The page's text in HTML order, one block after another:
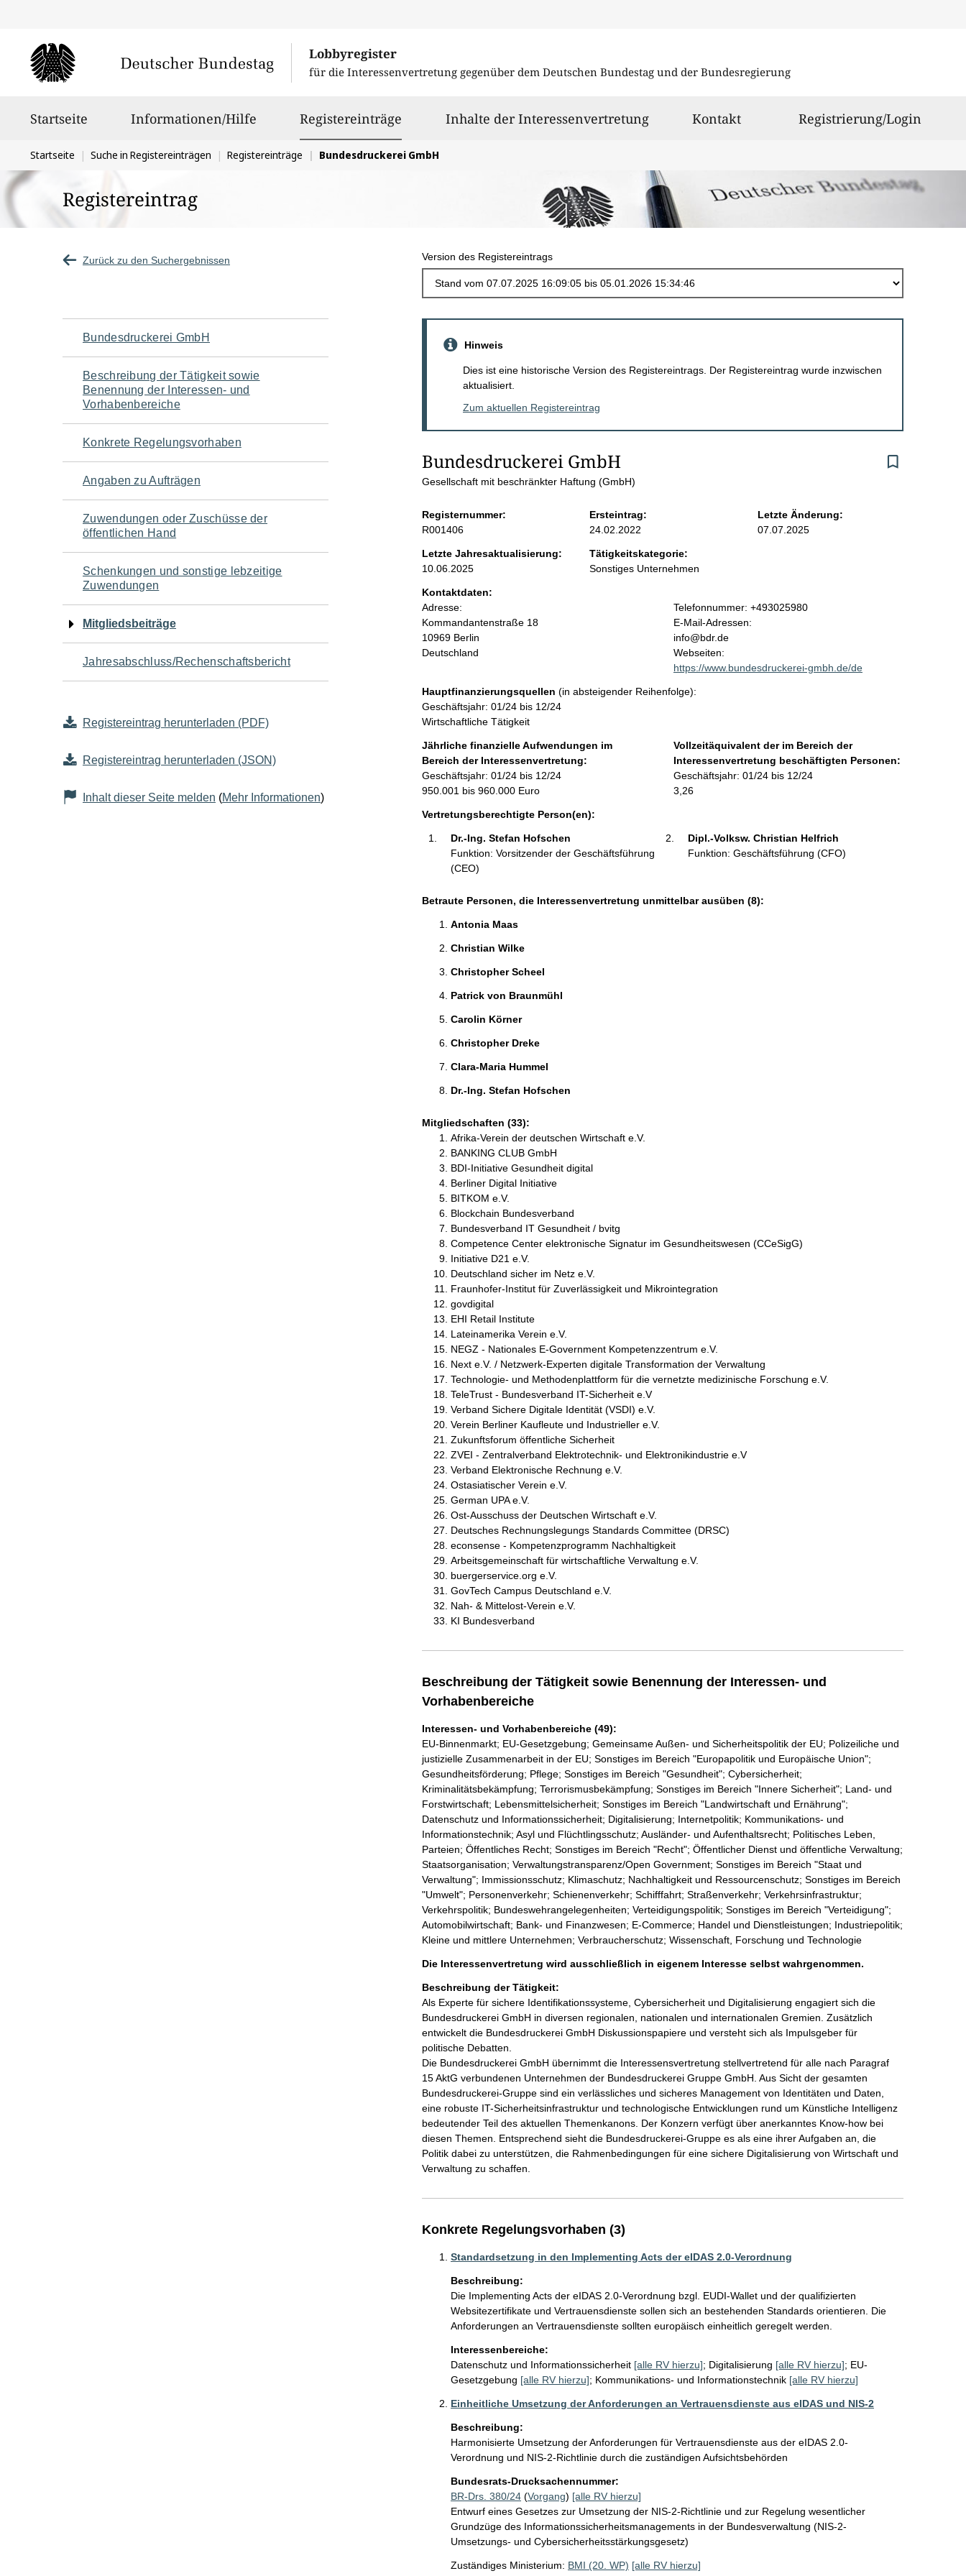
Lobbyregister
für die Interessenvertretung gegenüber dem Deutschen Bundestag und der Bundesregierung
Startseite Informationen/Hilfe Registereinträge ausgewähltInhalte der Interessenvertretung Kontakt Registrierung/Login
Sie
befinden
sich
hier:
Startseite Suche in Registereinträgen Registereinträge Bundesdruckerei GmbH
Registereintrag
Zurück zu den Suchergebnissen Version des Registereintrags
Navigation
für
den
Seiteninhalt
Bundesdruckerei GmbH
Beschreibung der Tätigkeit sowie
Benennung der Interessen- und
Vorhabenbereiche
Konkrete Regelungsvorhaben
Angaben zu Aufträgen
Zuwendungen oder Zuschüsse der
öffentlichen Hand
Schenkungen und sonstige lebzeitige
Zuwendungen
Mitgliedsbeiträge
Jahresabschluss/Rechenschaftsbericht
Registereintrag herunterladen (PDF)
Registereintrag herunterladen (JSON)
Inhalt dieser Seite melden (Mehr Informationen)
e
n
i
n
h
a
l
t
Hinweis
Dies ist eine historische Version des Registereintrags. Der Registereintrag wurde inzwischen
aktualisiert.
Zum aktuellen Registereintrag
Bundesdruckerei GmbH
Gesellschaft mit beschränkter Haftung (GmbH)
Registernummer:
R001406
Ersteintrag:
24.02.2022
Letzte Änderung:
07.07.2025
Letzte Jahresaktualisierung:
10.06.2025
Tätigkeitskategorie:
Sonstiges Unternehmen
Kontaktdaten:
Adresse:
Kommandantenstraße 18
10969 Berlin
Deutschland
K
o
n
t
a
t
f
o
r
m
Telefonnummer: +493025980
E-Mail-Adressen:
info@bdr.de
Webseiten:
https://www.bundesdruckerei-gmbh.de/de
Hauptfinanzierungsquellen (in absteigender Reihenfolge):
Geschäftsjahr: 01/24 bis 12/24
Wirtschaftliche Tätigkeit
Jährliche finanzielle Aufwendungen im
Bereich der Interessenvertretung:
Geschäftsjahr: 01/24 bis 12/24
950.001 bis 960.000 Euro
Vollzeitäquivalent der im Bereich der
Interessenvertretung beschäftigten Personen:
Geschäftsjahr: 01/24 bis 12/24
3,26
Vertretungsberechtigte Person(en):
Dr.-Ing. Stefan Hofschen
Funktion: Vorsitzender der Geschäftsführung
(CEO)
Dipl.-Volksw. Christian Helfrich
Funktion: Geschäftsführung (CFO)
Betraute Personen, die Interessenvertretung unmittelbar ausüben (8):
Antonia Maas
Christian Wilke
Christopher Scheel
Patrick von Braunmühl
Carolin Körner
Christopher Dreke
Clara-Maria Hummel
Dr.-Ing. Stefan Hofschen
Mitgliedschaften (33):
Afrika-Verein der deutschen Wirtschaft e.V.
BANKING CLUB GmbH
BDI-Initiative Gesundheit digital
Berliner Digital Initiative
BITKOM e.V.
Blockchain Bundesverband
Bundesverband IT Gesundheit / bvitg
Competence Center elektronische Signatur im Gesundheitswesen (CCeSigG)
Initiative D21 e.V.
Deutschland sicher im Netz e.V.
Fraunhofer-Institut für Zuverlässigkeit und Mikrointegration
govdigital
EHI Retail Institute
Lateinamerika Verein e.V.
NEGZ - Nationales E-Government Kompetenzzentrum e.V.
Next e.V. / Netzwerk-Experten digitale Transformation der Verwaltung
Technologie- und Methodenplattform für die vernetzte medizinische Forschung e.V.
TeleTrust - Bundesverband IT-Sicherheit e.V
Verband Sichere Digitale Identität (VSDI) e.V.
Verein Berliner Kaufleute und Industrieller e.V.
Zukunftsforum öffentliche Sicherheit
ZVEI - Zentralverband Elektrotechnik- und Elektronikindustrie e.V
Verband Elektronische Rechnung e.V.
Ostasiatischer Verein e.V.
German UPA e.V.
Ost-Ausschuss der Deutschen Wirtschaft e.V.
Deutsches Rechnungslegungs Standards Committee (DRSC)
econsense - Kompetenzprogramm Nachhaltigkeit
Arbeitsgemeinschaft für wirtschaftliche Verwaltung e.V.
buergerservice.org e.V.
GovTech Campus Deutschland e.V.
Nah- & Mittelost-Verein e.V.
KI Bundesverband
Beschreibung der Tätigkeit sowie Benennung der Interessen- und
Vorhabenbereiche
Interessen- und Vorhabenbereiche (49):
EU-Binnenmarkt; EU-Gesetzgebung; Gemeinsame Außen- und Sicherheitspolitik der EU; Polizeiliche und
justizielle Zusammenarbeit in der EU; Sonstiges im Bereich "Europapolitik und Europäische Union";
Gesundheitsförderung; Pflege; Sonstiges im Bereich "Gesundheit"; Cybersicherheit;
Kriminalitätsbekämpfung; Terrorismusbekämpfung; Sonstiges im Bereich "Innere Sicherheit"; Land- und
Forstwirtschaft; Lebensmittelsicherheit; Sonstiges im Bereich "Landwirtschaft und Ernährung";
Datenschutz und Informationssicherheit; Digitalisierung; Internetpolitik; Kommunikations- und
Informationstechnik; Asyl und Flüchtlingsschutz; Ausländer- und Aufenthaltsrecht; Politisches Leben,
Parteien; Öffentliches Recht; Sonstiges im Bereich "Recht"; Öffentlicher Dienst und öffentliche Verwaltung;
Staatsorganisation; Verwaltungstransparenz/Open Government; Sonstiges im Bereich "Staat und
Verwaltung"; Immissionsschutz; Klimaschutz; Nachhaltigkeit und Ressourcenschutz; Sonstiges im Bereich
"Umwelt"; Personenverkehr; Schienenverkehr; Schifffahrt; Straßenverkehr; Verkehrsinfrastruktur;
Verkehrspolitik; Bundeswehrangelegenheiten; Verteidigungspolitik; Sonstiges im Bereich "Verteidigung";
Automobilwirtschaft; Bank- und Finanzwesen; E-Commerce; Handel und Dienstleistungen; Industriepolitik;
Kleine und mittlere Unternehmen; Verbraucherschutz; Wissenschaft, Forschung und Technologie
Die Interessenvertretung wird ausschließlich in eigenem Interesse selbst wahrgenommen.
Beschreibung der Tätigkeit:
Als Experte für sichere Identifikationssysteme, Cybersicherheit und Digitalisierung engagiert sich die
Bundesdruckerei GmbH in diversen regionalen, nationalen und internationalen Gremien. Zusätzlich
entwickelt die Bundesdruckerei GmbH Diskussionspapiere und versteht sich als Impulsgeber für
politische Debatten.
Die Bundesdruckerei GmbH übernimmt die Interessensvertretung stellvertretend für alle nach Paragraf
15 AktG verbundenen Unternehmen der Bundesdruckerei Gruppe GmbH. Aus Sicht der gesamten
Bundesdruckerei-Gruppe sind ein verlässliches und sicheres Management von Identitäten und Daten,
eine robuste IT-Sicherheitsinfrastruktur und technologische Entwicklungen rund um Künstliche Intelligenz
bedeutender Teil des aktuellen Themenkanons. Der Konzern verfügt über anerkanntes Know-how bei
diesen Themen. Entsprechend sieht die Bundesdruckerei-Gruppe es als eine ihrer Aufgaben an, die
Politik dabei zu unterstützen, die Rahmenbedingungen für eine sichere Digitalisierung von Wirtschaft und
Verwaltung zu schaffen.
Konkrete Regelungsvorhaben (3)
Standardsetzung in den Implementing Acts der eIDAS 2.0-Verordnung
Beschreibung:
Die Implementing Acts der eIDAS 2.0-Verordnung bzgl. EUDI-Wallet und der qualifizierten
Websitezertifikate und Vertrauensdienste sollen sich an bestehenden Standards orientieren. Die
Anforderungen an Vertrauensdienste sollten europäisch einheitlich geregelt werden.
Interessenbereiche:
Datenschutz und Informationssicherheit [alle RV hierzu]; Digitalisierung [alle RV hierzu]; EU-
Gesetzgebung [alle RV hierzu]; Kommunikations- und Informationstechnik [alle RV hierzu]
Einheitliche Umsetzung der Anforderungen an Vertrauensdienste aus eIDAS und NIS-2
Beschreibung:
Harmonisierte Umsetzung der Anforderungen für Vertrauensdienste aus der eIDAS 2.0-
Verordnung und NIS-2-Richtlinie durch die zuständigen Aufsichtsbehörden
Bundesrats-Drucksachennummer:
BR-Drs. 380/24(Vorgang) [alle RV hierzu]
Entwurf eines Gesetzes zur Umsetzung der NIS-2-Richtlinie und zur Regelung wesentlicher
Grundzüge des Informationssicherheitsmanagements in der Bundesverwaltung (NIS-2-
Umsetzungs- und Cybersicherheitsstärkungsgesetz)
Zuständiges Ministerium: BMI (20. WP) [alle RV hierzu]